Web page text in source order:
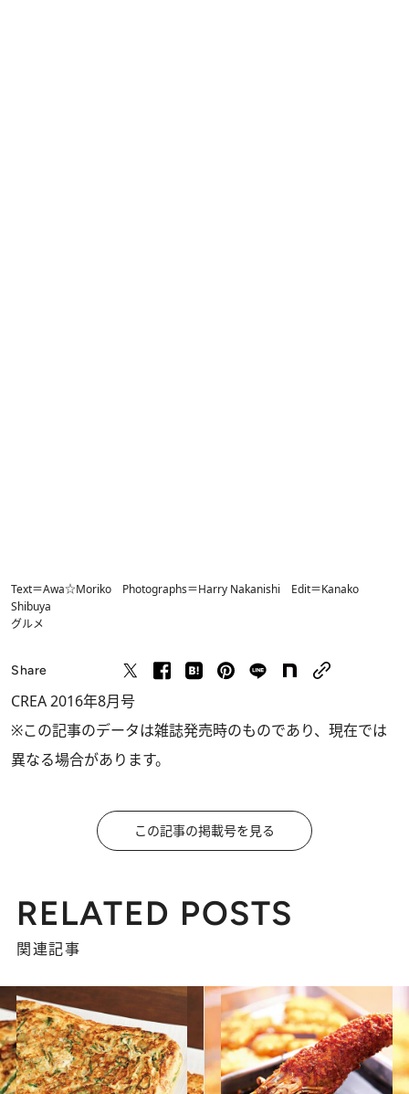
Text＝Awa☆Moriko Photographs＝Harry Nakanishi Edit＝Kanako
Shibuya
グルメ
Share
CREA 2016年8月号
※この記事のデータは雑誌発売時のものであり、現在では
異なる場合があります。
この記事の掲載号を見る
RELATED POSTS
関連記事